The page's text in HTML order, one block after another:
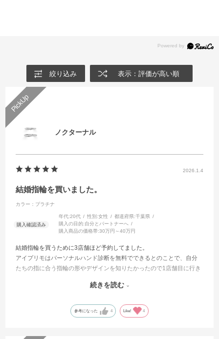
◆V字…手の甲に向かってV字形をしたラインをもつデ
ザインです。V字が縦のラインを強調させるため、指を
細く長く見せたい方におすすめです。
でお好きなデザインをお選びください。
絞り込み 表示：評価が高い順
ノクターナル
2026.1.4
結婚指輪を買いました。
カラー：プラチナ
年代:20代 性別:女性 都道府県:千葉県
購入の目的:自分とパートナーへ
購入商品の価格帯:30万円～40万円
結婚指輪を買うために3店舗ほど予約してました。
アイプリモはパーソナルハンド診断を無料でできるとのことで、自分
たちの指に合う指輪の形やデザインを知りたかったので1店舗目に行き
予想以上に担当の方の接客が素晴らしかったのと、パーソナルハンド
そして、自分たちが選んだノクタータルという指輪が北斗七星と北極
星をモチーフにしていて、離れていてもふたりを繋いでくれるという
続きを読む
参考になった 4 Like! 4